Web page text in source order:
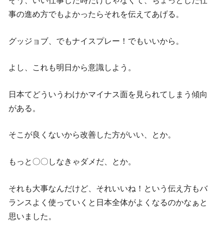
事の進め方でもよかったらそれを伝えてあげる。
グッジョブ、でもナイスプレー！でもいいから。
よし、これも明日から意識しよう。
日本てどういうわけかマイナス面を見られてしまう傾向
がある。
そこが良くないから改善した方がいい、とか。
もっと〇〇しなきゃダメだ、とか。
それも大事なんだけど、それいいね！という伝え方もバ
ランスよく使っていくと日本全体がよくなるのかなぁと
思いました。